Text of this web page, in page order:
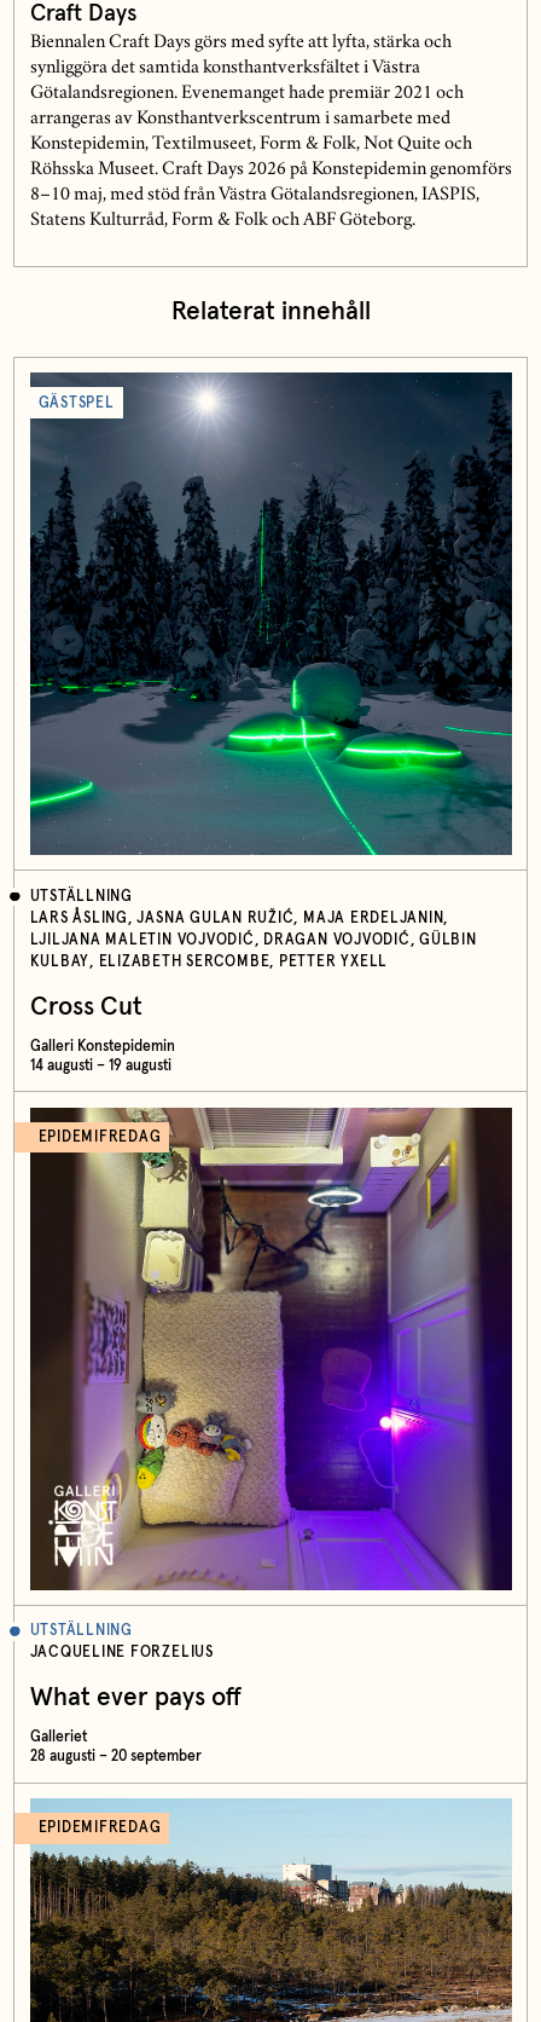
Craft Days
Biennalen Craft Days görs med syfte att lyfta, stärka och
synliggöra det samtida konsthantverksfältet i Västra
Götalandsregionen. Evenemanget hade premiär 2021 och
arrangeras av Konsthantverkscentrum i samarbete med
Konstepidemin, Textilmuseet, Form & Folk, Not Quite och
Röhsska Museet. Craft Days 2026 på Konstepidemin genomförs
8–10 maj, med stöd från Västra Götalandsregionen, IASPIS,
Statens Kulturråd, Form & Folk och ABF Göteborg.
Relaterat innehåll
GÄSTSPEL
UTSTÄLLNING
LARS ÅSLING, JASNA GULAN RUŽIĆ, MAJA ERDELJANIN,
LJILJANA MALETIN VOJVODIĆ, DRAGAN VOJVODIĆ, GÜLBIN
KULBAY, ELIZABETH SERCOMBE, PETTER YXELL
Cross Cut
Galleri Konstepidemin
14 augusti – 19 augusti
EPIDEMIFREDAG
UTSTÄLLNING
JACQUELINE FORZELIUS
What ever pays off
Galleriet
28 augusti – 20 september
EPIDEMIFREDAG